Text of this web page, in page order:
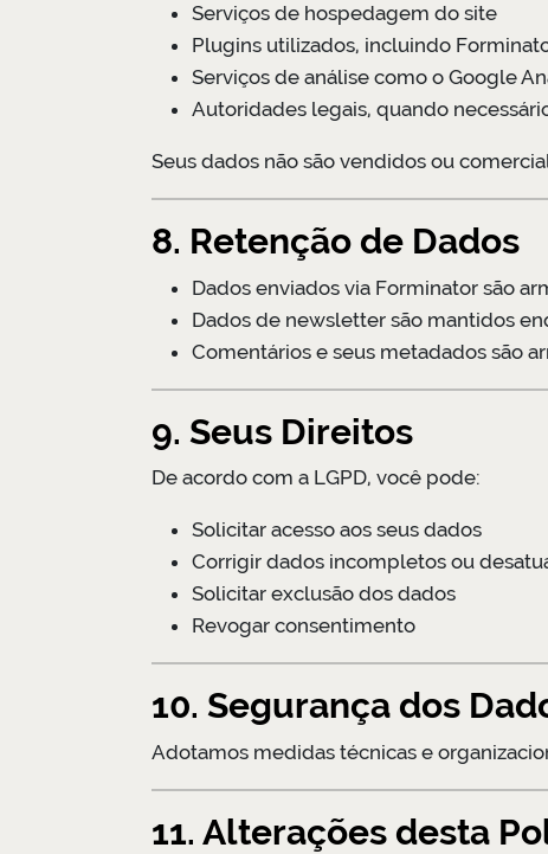
Serviços de hospedagem do site
Plugins utilizados, incluindo
Serviços de análise como o Google
Autoridades legais, quando
Seus dados não são vendidos ou
8. Retenção de Dados
Dados enviados via Forminator são
Dados de newsletter são mantidos
Comentários e seus metadados são
9. Seus Direitos
De acordo com a LGPD, você pode:
Solicitar acesso aos seus dados
Corrigir dados incompletos ou
Solicitar exclusão dos dados
Revogar consentimento
10. Segurança dos
Adotamos medidas técnicas e
11. Alterações desta